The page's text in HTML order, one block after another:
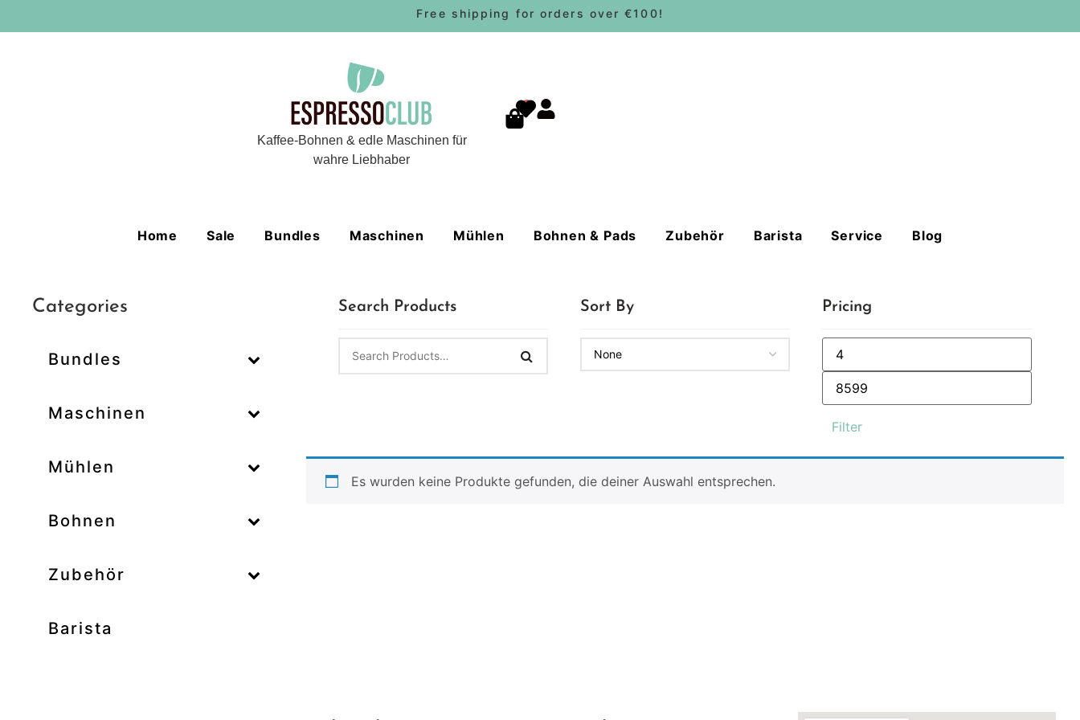
Free shipping for orders over €100!
Kaffee-Bohnen & edle Maschinen für
wahre Liebhaber
0
Home Sale Bundles Maschinen Mühlen Bohnen & Pads Zubehör Barista Service Blog
Categories
Bundles
Maschinen
–
Mühlen
–
Bohnen
–
Zubehör
Barista
Search Products Sort By Pricing
Filter
Es wurden keine Produkte gefunden, die deiner Auswahl entsprechen.